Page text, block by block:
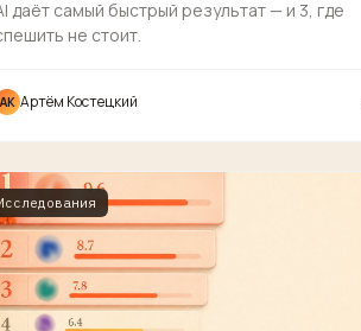
даёт самый быстрый результат — и 3, где
не стоит.
АК Артём Костецкий